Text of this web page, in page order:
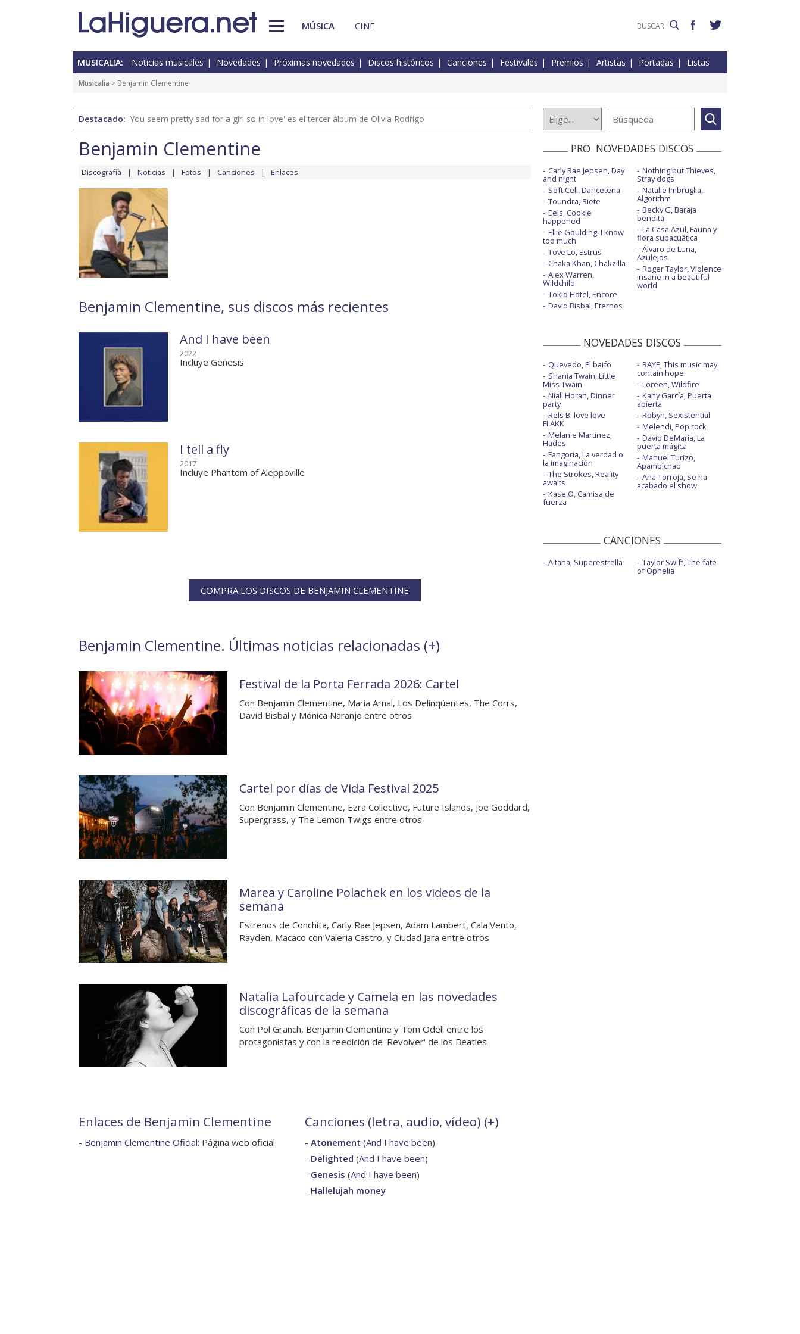
MÚSICA CINE
MUSICALIA: Noticias musicales Novedades Próximas novedades Discos históricos Canciones Festivales Premios Artistas Portadas Listas
Musicalia > Benjamin Clementine
Destacado: 'You seem pretty sad for a girl so in love' es el tercer álbum de Olivia Rodrigo
Benjamin Clementine
Discografía Noticias Fotos Canciones Enlaces
Benjamin Clementine, sus discos más recientes
And I have been
2022
Incluye Genesis
I tell a fly
2017
Incluye Phantom of Aleppoville
COMPRA LOS DISCOS DE BENJAMIN CLEMENTINE
Benjamin Clementine. Últimas noticias relacionadas (+)
Festival de la Porta Ferrada 2026: Cartel
Con Benjamin Clementine, Maria Arnal, Los Delinqüentes, The Corrs,
David Bisbal y Mónica Naranjo entre otros
Cartel por días de Vida Festival 2025
Con Benjamin Clementine, Ezra Collective, Future Islands, Joe Goddard,
Supergrass, y The Lemon Twigs entre otros
Marea y Caroline Polachek en los videos de la
semana
Estrenos de Conchita, Carly Rae Jepsen, Adam Lambert, Cala Vento,
Rayden, Macaco con Valeria Castro, y Ciudad Jara entre otros
Natalia Lafourcade y Camela en las novedades
discográficas de la semana
Con Pol Granch, Benjamin Clementine y Tom Odell entre los
protagonistas y con la reedición de 'Revolver' de los Beatles
Enlaces de Benjamin Clementine
- Benjamin Clementine Oficial: Página web oficial
Canciones (letra, audio, vídeo) (+)
- Atonement (And I have been)
- Delighted (And I have been)
- Genesis (And I have been)
- Hallelujah money
PRO. NOVEDADES DISCOS
Carly Rae Jepsen, Day
and night
Soft Cell, Danceteria
Toundra, Siete
Eels, Cookie
happened
Ellie Goulding, I know
too much
Tove Lo, Estrus
Chaka Khan, Chakzilla
Alex Warren,
Wildchild
Tokio Hotel, Encore
David Bisbal, Eternos
Nothing but Thieves,
Stray dogs
Natalie Imbruglia,
Algorithm
Becky G, Baraja
bendita
La Casa Azul, Fauna y
flora subacuática
Álvaro de Luna,
Azulejos
Roger Taylor, Violence
insane in a beautiful
world
NOVEDADES DISCOS
Quevedo, El baifo
Shania Twain, Little
Miss Twain
Niall Horan, Dinner
party
Rels B: love love
FLAKK
Melanie Martinez,
Hades
Fangoria, La verdad o
la imaginación
The Strokes, Reality
awaits
Kase.O, Camisa de
fuerza
RAYE, This music may
contain hope.
Loreen, Wildfire
Kany García, Puerta
abierta
Robyn, Sexistential
Melendi, Pop rock
David DeMaría, La
puerta mágica
Manuel Turizo,
Apambichao
Ana Torroja, Se ha
acabado el show
CANCIONES
Aitana, Superestrella Taylor Swift, The fate
of Ophelia